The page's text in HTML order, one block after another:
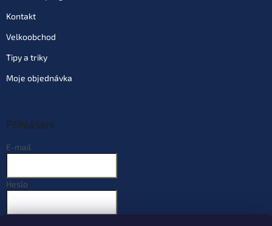
Kontakt
Velkoobchod
Tipy a triky
Moje objednávka
Přihlášení
E-mail
Heslo